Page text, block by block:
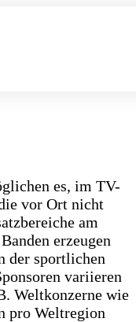
es, im TV-
vor Ort nicht
am
erzeugen
der sportlichen
variieren
Weltkonzerne wie
pro Weltregion